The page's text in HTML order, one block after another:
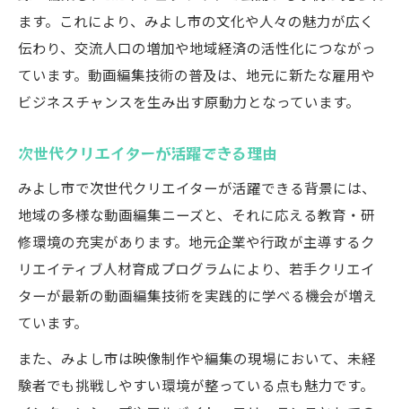
ます。これにより、みよし市の文化や人々の魅力が広く
伝わり、交流人口の増加や地域経済の活性化につながっ
ています。動画編集技術の普及は、地元に新たな雇用や
ビジネスチャンスを生み出す原動力となっています。
次世代クリエイターが活躍できる理由
みよし市で次世代クリエイターが活躍できる背景には、
地域の多様な動画編集ニーズと、それに応える教育・研
修環境の充実があります。地元企業や行政が主導するク
リエイティブ人材育成プログラムにより、若手クリエイ
ターが最新の動画編集技術を実践的に学べる機会が増え
ています。
また、みよし市は映像制作や編集の現場において、未経
験者でも挑戦しやすい環境が整っている点も魅力です。